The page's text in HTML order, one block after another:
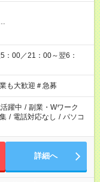
：00／21：00～翌6：
も大歓迎＃急募
躍中 / 副業・Wワーク
/ 電話対応なし / パソコ
詳細へ